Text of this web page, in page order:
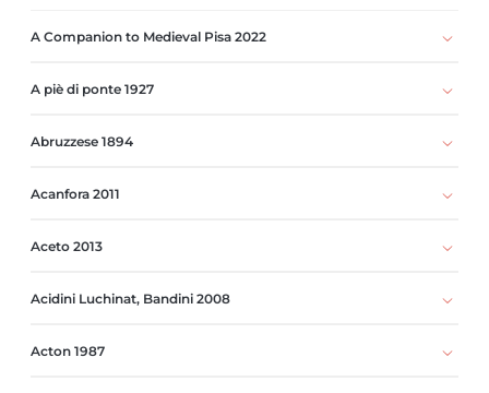
A Companion to Medieval Pisa 2022
A piè di ponte 1927
Abruzzese 1894
Acanfora 2011
Aceto 2013
Acidini Luchinat, Bandini 2008
Acton 1987